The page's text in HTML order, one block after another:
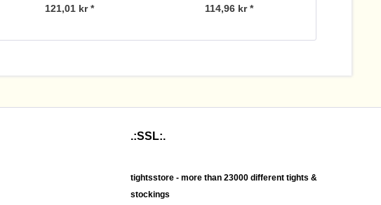
121,01 kr *
114,96 kr *
.:SSL:.
tightsstore - more than 23000 different tights &
stockings